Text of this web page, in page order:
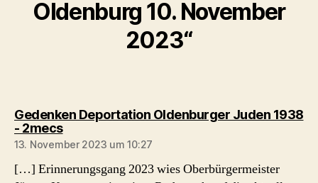
Oldenburg 10. November
2023“
Gedenken Deportation Oldenburger Juden 1938
- 2mecssagt:
13. November 2023 um 10:27
[…] Erinnerungsgang 2023 wies Oberbürgermeister